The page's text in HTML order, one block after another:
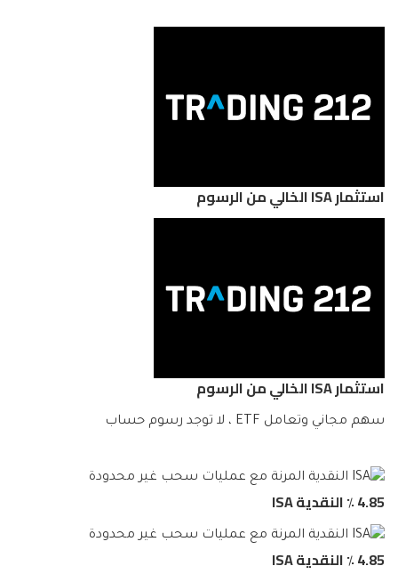
استثمار ISA الخالي من الرسوم
استثمار ISA الخالي من الرسوم
سهم مجاني وتعامل ETF ، لا توجد رسوم حساب
4.85 ٪ النقدية ISA
4.85 ٪ النقدية ISA